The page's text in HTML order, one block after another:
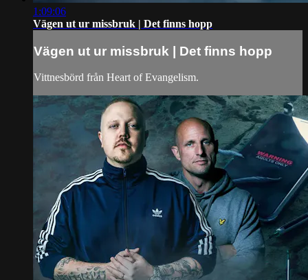
1:09:06
Vägen ut ur missbruk | Det finns hopp
Vägen ut ur missbruk | Det finns hopp
Vittnesbörd från Heart of Evangelism.